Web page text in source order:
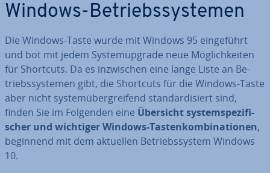
Windows-Be­triebs­sys­te­men
Die Windows-Taste wurde mit Windows 95 ein­ge­führt
und bot mit jedem Sys­temup­grade neue Mög­lich­kei­ten
für Shortcuts. Da es in­zwi­schen eine lange Liste an Be­
triebs­sys­te­men gibt, die Shortcuts für die Windows-Taste
aber nicht sys­tem­über­grei­fend stan­dar­di­siert sind,
finden Sie im Folgenden eine Übersicht sys­tem­spe­zi­fi­
scher und wichtiger Windows-Tas­ten­kom­bi­na­tio­nen,
beginnend mit dem aktuellen Be­triebs­sys­tem Windows
10.